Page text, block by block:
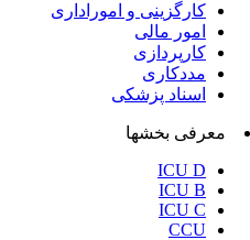
کارگزینی و اموراداری
امور مالی
کارپردازی
مددکاری
اسناد پزشکی
معرفی بخشها
ICU D
ICU B
ICU C
CCU